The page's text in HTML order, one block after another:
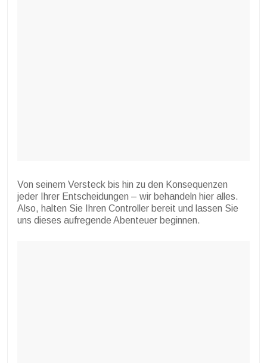
Von seinem Versteck bis hin zu den Konsequenzen
jeder Ihrer Entscheidungen – wir behandeln hier alles.
Also, halten Sie Ihren Controller bereit und lassen Sie
uns dieses aufregende Abenteuer beginnen.